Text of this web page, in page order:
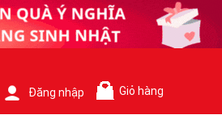
Đăng nhập Giỏ hàng